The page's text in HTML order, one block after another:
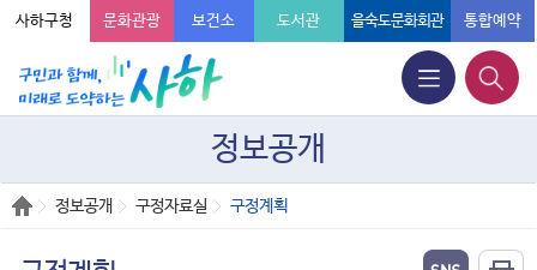
사하구청 문화관광 보건소 도서관 을숙도문화회관 통합예약
정보공개
정보공개 구정자료실 구정계획